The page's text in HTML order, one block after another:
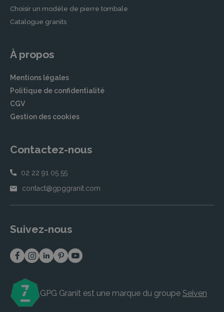
Choisir un modèle de pierre tombale
Catalogue granits
À propos
Mentions légales
Politique de confidentialité
CGV
Gestion des cookies
Contactez-nous
02 22 91 05 55
contact@gpggranit.com
Suivez-nous
GPG Granit est une marque du groupe Seiven